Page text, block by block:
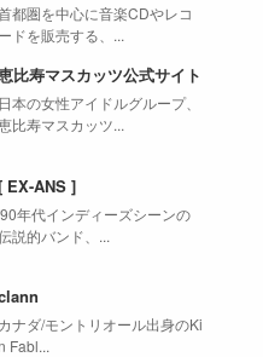
都圏を中心に音楽CDやレコ
ードを販売する、...
比寿マスカッツ公式サイト
日本の女性アイドルグループ、
比寿マスカッツ...
EX-ANS ]
年代インディーズシーンの
説的バンド、...
カナダ/モントリオール出身のKi
Fabl...